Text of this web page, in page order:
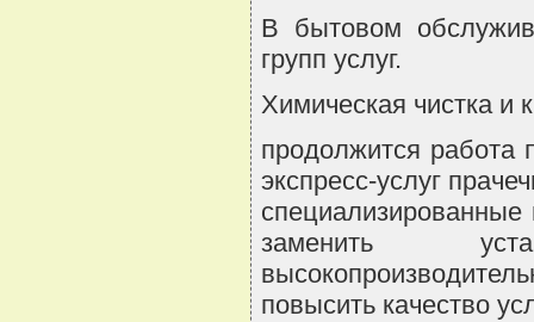
В бытовом
групп услуг.
Химическая чистка и
продолжится работа
экспресс-услуг
заменить
повысить качество